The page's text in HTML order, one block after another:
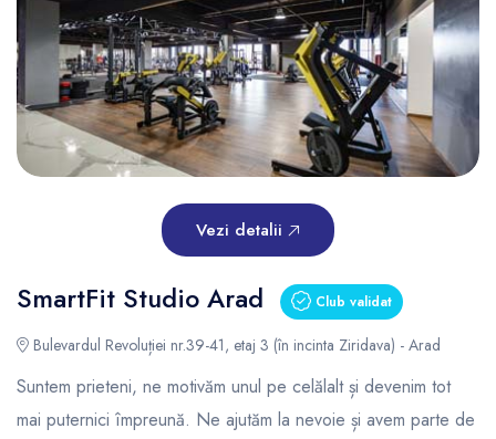
Vezi detalii
SmartFit Studio Arad Club validat
Bulevardul Revoluției nr.39-41, etaj 3 (în incinta Ziridava) - Arad
Suntem prieteni, ne motivăm unul pe celălalt și devenim tot
mai puternici împreună. Ne ajutăm la nevoie și avem parte de